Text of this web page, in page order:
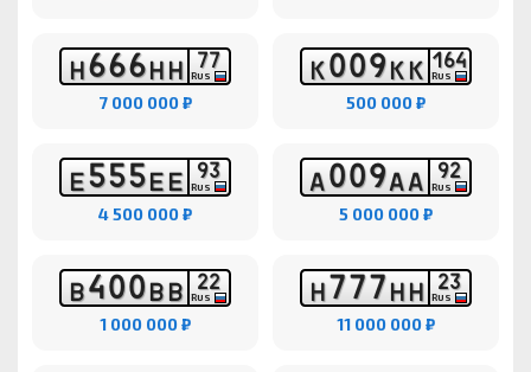
Н666НН 77
RUS
7 000 000 ₽
К009КК 164
RUS
500 000 ₽
Е555ЕЕ 93
RUS
4 500 000 ₽
А009АА 92
RUS
5 000 000 ₽
В400ВВ 22
RUS
1 000 000 ₽
Н777НН 23
RUS
11 000 000 ₽